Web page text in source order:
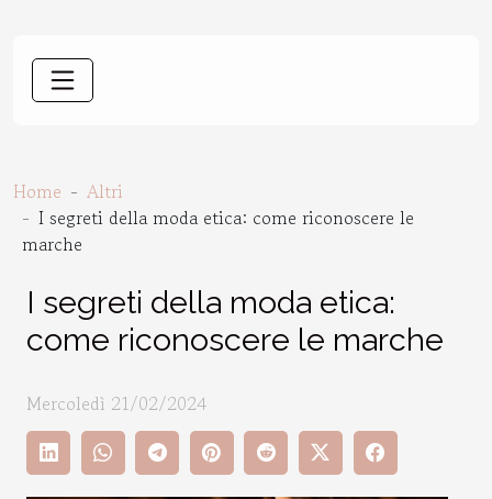
Home
Altri
I segreti della moda etica: come riconoscere le
marche
I segreti della moda etica:
come riconoscere le marche
Mercoledì 21/02/2024